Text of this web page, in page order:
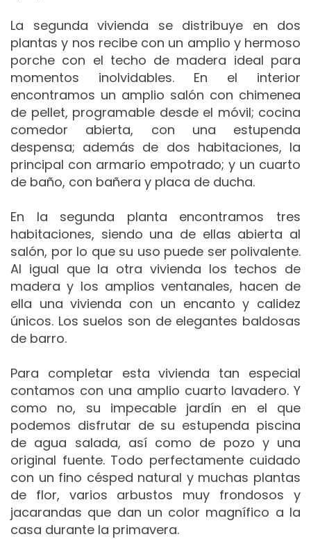
La segunda vivienda se distribuye en dos
plantas y nos recibe con un amplio y hermoso
porche con el techo de madera ideal para
momentos inolvidables. En el interior
encontramos un amplio salón con chimenea
de pellet, programable desde el móvil; cocina
comedor abierta, con una estupenda
despensa; además de dos habitaciones, la
principal con armario empotrado; y un cuarto
de baño, con bañera y placa de ducha.
En la segunda planta encontramos tres
habitaciones, siendo una de ellas abierta al
salón, por lo que su uso puede ser polivalente.
Al igual que la otra vivienda los techos de
madera y los amplios ventanales, hacen de
ella una vivienda con un encanto y calidez
únicos. Los suelos son de elegantes baldosas
de barro.
Para completar esta vivienda tan especial
contamos con una amplio cuarto lavadero. Y
como no, su impecable jardín en el que
podemos disfrutar de su estupenda piscina
de agua salada, así como de pozo y una
original fuente. Todo perfectamente cuidado
con un fino césped natural y muchas plantas
de flor, varios arbustos muy frondosos y
jacarandas que dan un color magnífico a la
casa durante la primavera.